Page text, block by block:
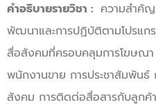
คำอธิบายรายวิชา : ความสำคั
พัฒนาและการปฏิบัติตามโปรแก
สื่อสังคมที่ครอบคลุมการโฆษณา
พนักงานขาย การประชาสัมพันธ์
สังคม การติดต่อสื่อสารกับลูกค้